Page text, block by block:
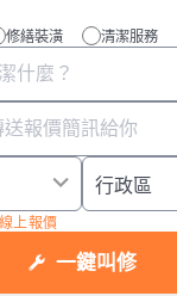
修繕裝潢 清潔服務
上報價
一鍵叫修